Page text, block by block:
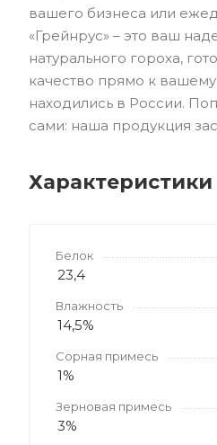
вашего бизнеса или
«Грейнрус» – это ваш
натурального гороха,
качество прямо к
находились в России.
сами: наша продукция
Характеристики
Белок
23,4
Влажность
14,5%
Сорная примесь
1%
Зерновая примесь
3%